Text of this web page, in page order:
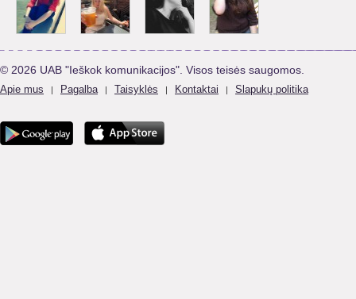
© 2026 UAB "Ieškok komunikacijos". Visos teisės saugomos.
Apie mus | Pagalba | Taisyklės | Kontaktai | Slapukų politika